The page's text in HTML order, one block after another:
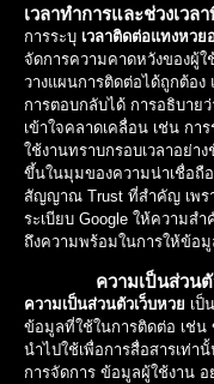
เวลาทำการและช่วงเว
การระบุ เวลาติดต่อแทงหว
จัดการความคาดหวังของผู้
วางแผนการติดต่อได้ถูกต้อง
การตอบกลับได้ การอธิบายว่
เข้าใจคลาดเคลื่อน เช่น กา
ใช้งานทราบกรอบเวลาอย่า
ขึ้นในมุมของความน่าเชื่อถื
สัญญาณ Trust ที่สำคัญ เพรา
ระเบียบ Google ให้ความส
ถึงความพร้อมในการให้ข้อมู
ความเป็นส่วน
ความเป็นส่วนตัวเว็บหวย เป็
ข้อมูลที่ใช้ในการติดต่อ เช่น
นำไปใช้เพื่อการสื่อสารเท่า
การจัดการ ข้อมูลผู้ใช้งาน อ